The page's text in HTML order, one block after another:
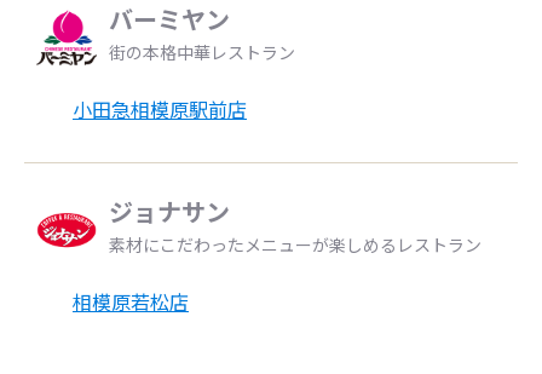
バーミヤン
街の本格中華レストラン
小田急相模原駅前店
ジョナサン
素材にこだわったメニューが楽しめるレストラン
相模原若松店